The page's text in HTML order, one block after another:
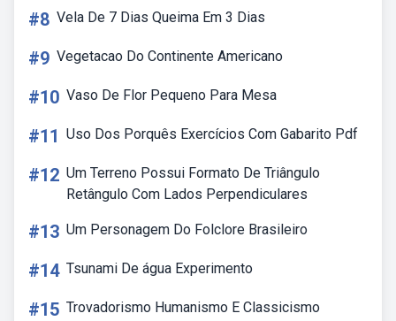
#8 Vela De 7 Dias Queima Em 3 Dias
#9 Vegetacao Do Continente Americano
#10 Vaso De Flor Pequeno Para Mesa
#11 Uso Dos Porquês Exercícios Com Gabarito Pdf
#12 Um Terreno Possui Formato De Triângulo
Retângulo Com Lados Perpendiculares
#13 Um Personagem Do Folclore Brasileiro
#14 Tsunami De água Experimento
#15 Trovadorismo Humanismo E Classicismo